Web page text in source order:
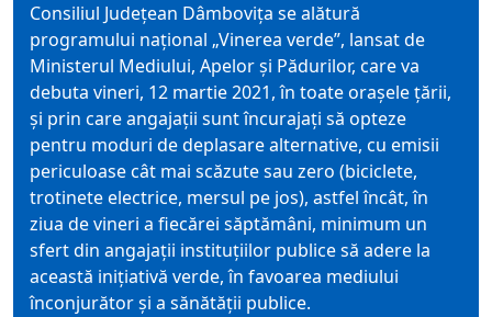
Consiliul Județean Dâmbovița se alătură
programului național „Vinerea verde”, lansat de
Ministerul Mediului, Apelor și Pădurilor, care va
debuta vineri, 12 martie 2021, în toate orașele țării,
și prin care angajații sunt încurajați să opteze
pentru moduri de deplasare alternative, cu emisii
periculoase cât mai scăzute sau zero (biciclete,
trotinete electrice, mersul pe jos), astfel încât, în
ziua de vineri a fiecărei săptămâni, minimum un
sfert din angajații instituțiilor publice să adere la
această inițiativă verde, în favoarea mediului
înconjurător și a sănătății publice.